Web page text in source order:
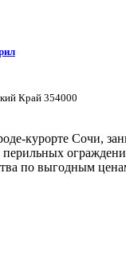
Край 354000
курорте Сочи,
перильных
по выгодным